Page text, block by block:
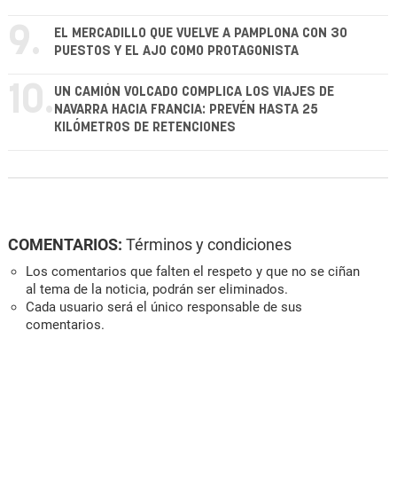
9.
EL MERCADILLO QUE VUELVE A PAMPLONA CON 30
PUESTOS Y EL AJO COMO PROTAGONISTA
10. UN CAMIÓN VOLCADO COMPLICA LOS VIAJES DE
NAVARRA HACIA FRANCIA: PREVÉN HASTA 25
KILÓMETROS DE RETENCIONES
COMENTARIOS: Términos y condiciones
Los comentarios que falten el respeto y que no se ciñan
al tema de la noticia, podrán ser eliminados.
Cada usuario será el único responsable de sus
comentarios.